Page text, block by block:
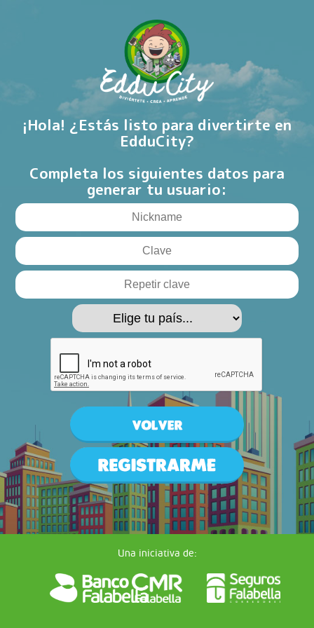
¡Hola! ¿Estás listo para divertirte en
EdduCity?
Completa los siguientes datos para
generar tu usuario:
Una iniciativa de: